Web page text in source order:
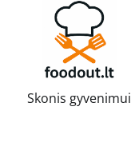
Skonis gyvenimui